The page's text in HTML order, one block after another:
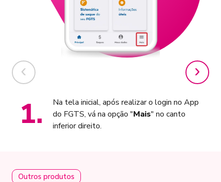
1.
Na tela inicial, após realizar o login no App
do FGTS, vá na opção "Mais" no canto
inferior direito.
Outros produtos